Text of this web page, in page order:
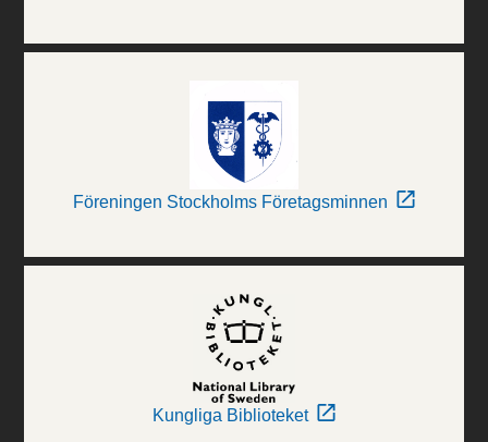
Föreningen Stockholms Företagsminnen
Kungliga Biblioteket